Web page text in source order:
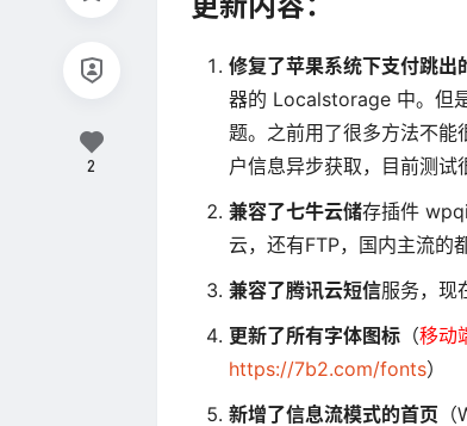
修复了苹果系统下支付跳出
器的 Localstorage 中。但
题。之前用了很多方法不
户信息异步获取，目前测试
兼容了七牛云储存插件
云，还有FTP，国内主流的
兼容了腾讯云短信服务，现
更新了所有字体图标 （移动
https://7b2.com/fonts）
新增了信息流模式的首页
2